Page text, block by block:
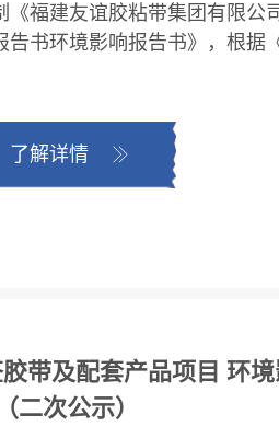
《福建友谊胶粘带集团有限公
告书环境影响报告书》，根据
了解详情 
带及配套产品项目 环
二次公示）